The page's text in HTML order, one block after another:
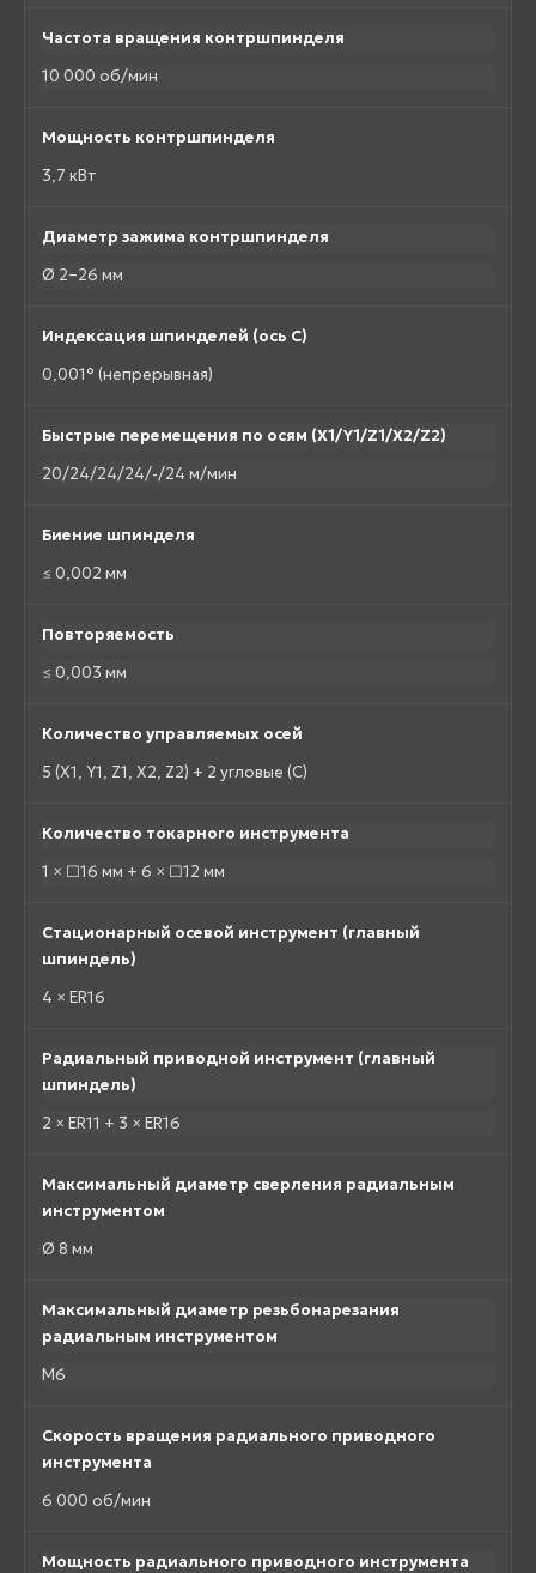
Частота вращения контршпинделя
10 000 об/мин
Мощность контршпинделя
3,7 кВт
Диаметр зажима контршпинделя
Ø 2–26 мм
Индексация шпинделей (ось C)
0,001° (непрерывная)
Быстрые перемещения по осям (X1/Y1/Z1/X2/Z2)
20/24/24/24/-/24 м/мин
Биение шпинделя
≤ 0,002 мм
Повторяемость
≤ 0,003 мм
Количество управляемых осей
5 (X1, Y1, Z1, X2, Z2) + 2 угловые (C)
Количество токарного инструмента
1 × □16 мм + 6 × □12 мм
Стационарный осевой инструмент (главный
шпиндель)
4 × ER16
Радиальный приводной инструмент (главный
шпиндель)
2 × ER11 + 3 × ER16
Максимальный диаметр сверления радиальным
инструментом
Ø 8 мм
Максимальный диаметр резьбонарезания
радиальным инструментом
M6
Скорость вращения радиального приводного
инструмента
6 000 об/мин
Мощность радиального приводного инструмента